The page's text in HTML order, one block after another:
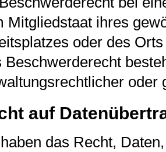
Mitgliedstaat ihres
oder des
Beschwerderecht
oder
auf
das Recht,